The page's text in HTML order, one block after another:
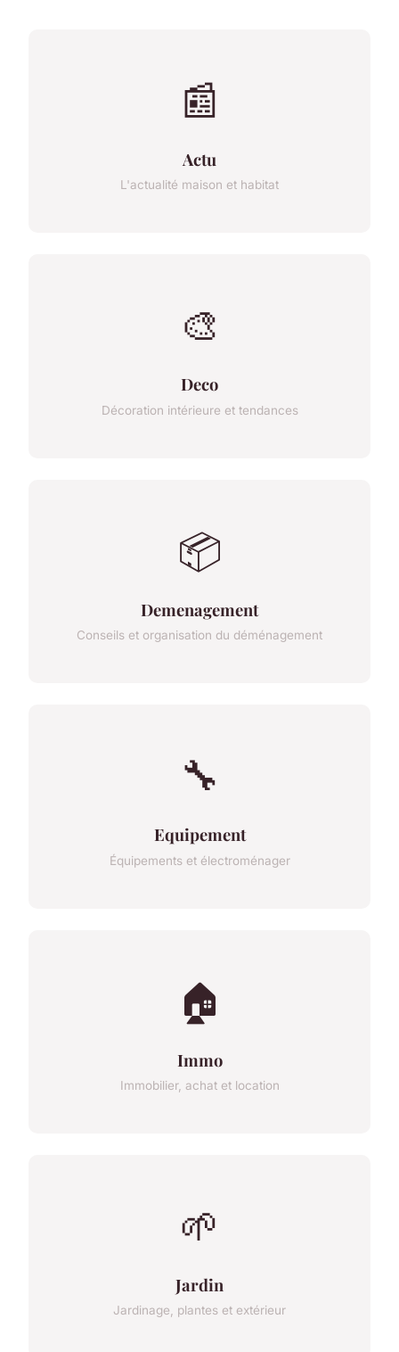
📰
Actu
L'actualité maison et habitat
🎨
Deco
Décoration intérieure et tendances
📦
Demenagement
Conseils et organisation du déménagement
🔧
Equipement
Équipements et électroménager
🏠
Immo
Immobilier, achat et location
🌱
Jardin
Jardinage, plantes et extérieur